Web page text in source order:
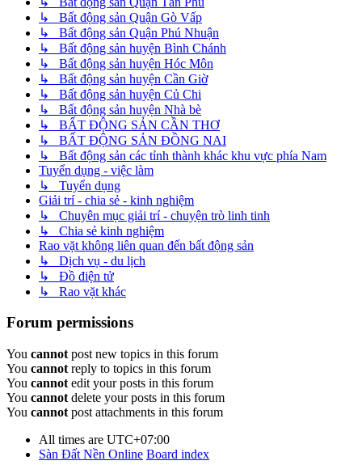
↳ Bất động sản Quận Gò Vấp
↳ Bất động sản Quận Phú Nhuận
↳ Bất động sản huyện Bình Chánh
↳ Bất động sản huyện Hóc Môn
↳ Bất động sản huyện Cần Giờ
↳ Bất động sản huyện Củ Chi
↳ Bất động sản huyện Nhà bè
↳ BẤT ĐỘNG SẢN CẦN THƠ
↳ BẤT ĐỘNG SẢN ĐỒNG NAI
↳ Bất động sản các tỉnh thành khác khu vực phía Nam
Tuyển dụng - việc làm
↳ Tuyển dụng
Giải trí - chia sẻ - kinh nghiệm
↳ Chuyên mục giải trí - chuyện trò linh tinh
↳ Chia sẻ kinh nghiệm
Rao vặt không liên quan đến bất động sản
↳ Dịch vụ - du lịch
↳ Đồ điện tử
↳ Rao vặt khác
Forum permissions
You cannot post new topics in this forum
You cannot reply to topics in this forum
You cannot edit your posts in this forum
You cannot delete your posts in this forum
You cannot post attachments in this forum
All times are UTC+07:00
Sàn Đất Nền Online Board index